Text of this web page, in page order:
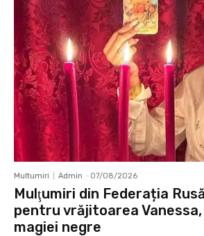
Multumiri Admin - 07/08/2026
Mulţumiri din Federația
pentru vrăjitoarea
magiei negre